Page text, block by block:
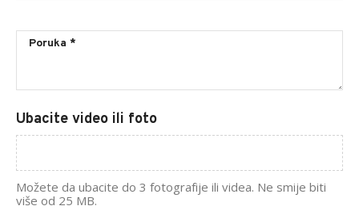
Ubacite video ili foto
Možete da ubacite do 3 fotografije ili videa. Ne smije biti
više od 25 MB.